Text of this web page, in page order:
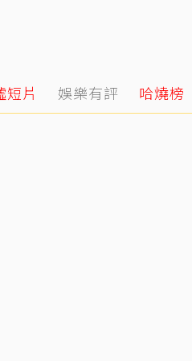
短片 娛樂有評 哈燒榜